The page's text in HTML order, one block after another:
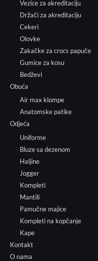
Vezice za akreditaciju
Držači za akreditaciju
Cekeri
Olovke
Zakačke za crocs papuče
Gumice za kosu
Bedževi
Obuća
Air max klompe
Anatomske patike
Odjeća
Uniforme
Bluze sa dezenom
Haljine
Jogger
Kompleti
Mantili
Pamučne majice
Kompleti na kopčanje
Kape
Kontakt
O nama